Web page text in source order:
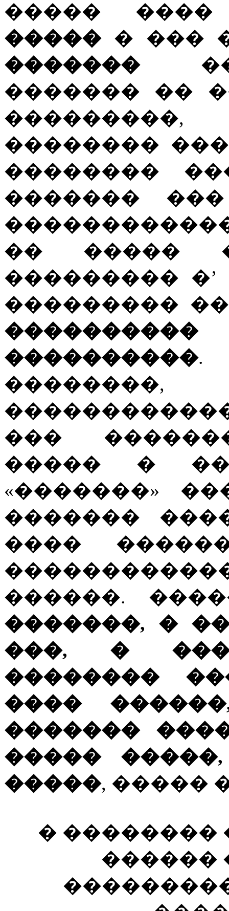
�����
������ ���
���������
������� ��
��������
��������
�������
�� �����
���������
���������
����������.
��������,
���
����� �
«�������»
�������
����
������.
�������, �
���, �
��������
����
�������
�����
�����, �����
� ��������
������